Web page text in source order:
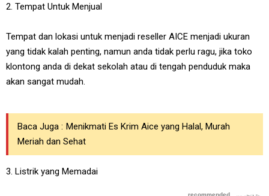
2. Tempat Untuk Menjual
Tempat dan lokasi untuk menjadi reseller AICE menjadi ukuran
yang tidak kalah penting, namun anda tidak perlu ragu, jika toko
klontong anda di dekat sekolah atau di tengah penduduk maka
akan sangat mudah.
Baca Juga : Menikmati Es Krim Aice yang Halal, Murah
Meriah dan Sehat
3. Listrik yang Memadai